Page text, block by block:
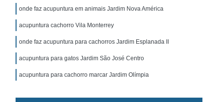
onde faz acupuntura em animais Jardim Nova América
acupuntura cachorro Vila Monterrey
onde faz acupuntura para cachorros Jardim Esplanada II
acupuntura para gatos Jardim São José Centro
acupuntura para cachorro marcar Jardim Olímpia